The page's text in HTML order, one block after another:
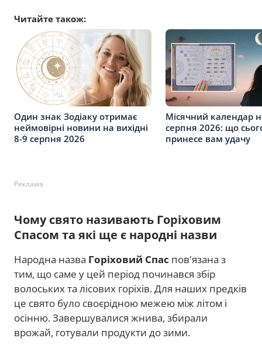
Читайте також:
Один знак Зодіаку отримає
неймовірні новини на вихідні
8-9 серпня 2026
Місячний календар
серпня 2026: що
принесе вам удачу
Реклама
Чому свято називають Горіховим
Спасом та які ще є народні назви
Народна назва Горіховий Спас пов'язана з
тим, що саме у цей період починався збір
волоських та лісових горіхів. Для наших предків
це свято було своєрідною межею між літом і
осінню. Завершувалися жнива, збирали
врожай, готували продукти до зими.